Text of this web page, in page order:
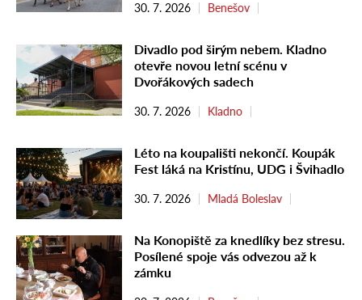
30. 7. 2026 Benešov
Divadlo pod širým nebem. Kladno
otevře novou letní scénu v
Dvořákových sadech
30. 7. 2026 Kladno
Léto na koupališti nekončí. Koupák
Fest láká na Kristínu, UDG i Švihadlo
30. 7. 2026 Mladá Boleslav
Na Konopiště za knedlíky bez stresu.
Posílené spoje vás odvezou až k
zámku